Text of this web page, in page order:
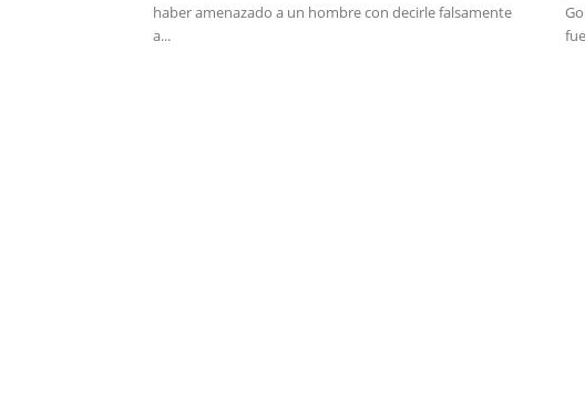
haber amenazado a un hombre con decirle falsamente
a...